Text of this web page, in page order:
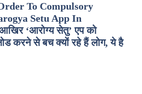
To Compulsory
Setu App In
‘आरोग्य सेतु’ एप को
करने से बच क्यों रहे हैं लोग, ये है